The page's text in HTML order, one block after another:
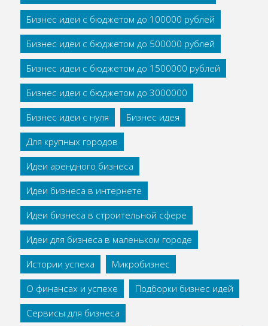
Бизнес идеи с бюджетом до 100000 рублей
Бизнес идеи с бюджетом до 500000 рублей
Бизнес идеи с бюджетом до 1500000 рублей
Бизнес идеи с бюджетом до 3000000
Бизнес идеи с нуля
Бизнес идея
Для крупных городов
Идеи арендного бизнеса
Идеи бизнеса в интернете
Идеи бизнеса в строительной сфере
Идеи для бизнеса в маленьком городе
Истории успеха
Микробизнес
О финансах и успехе
Подборки бизнес идей
Сервисы для бизнеса